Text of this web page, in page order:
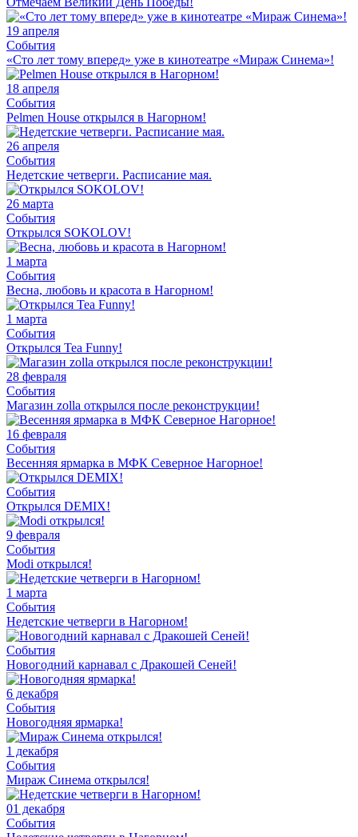
19 апреля
События
«Сто лет тому вперед» уже в кинотеатре «Мираж Синема»!
18 апреля
События
Pelmen House открылся в Нагорном!
26 апреля
События
Недетские четверги. Расписание мая.
26 марта
События
Открылся SOKOLOV!
1 марта
События
Весна, любовь и красота в Нагорном!
1 марта
События
Открылся Tea Funny!
28 февраля
События
Магазин zolla открылся после реконструкции!
16 февраля
События
Весенняя ярмарка в МФК Северное Нагорное!
События
Открылся DEMIX!
9 февраля
События
Modi открылся!
1 марта
События
Недетские четверги в Нагорном!
События
Новогодний карнавал с Дракошей Сеней!
6 декабря
События
Новогодняя ярмарка!
1 декабря
События
Мираж Синема открылся!
01 декабря
События